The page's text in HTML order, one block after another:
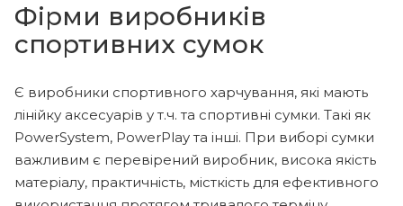
Фірми виробників
спортивних сумок
Є виробники спортивного харчування, які мають
лінійку аксесуарів у т.ч. та спортивні сумки. Такі як
PowerSystem, PowerPlay та інші. При виборі сумки
важливим є перевірений виробник, висока якість
матеріалу, практичність, місткість для ефективного